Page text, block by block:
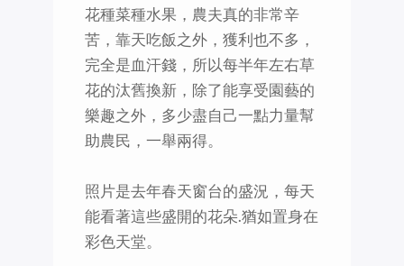
花種菜種水果，農夫真的非常辛
苦，靠天吃飯之外，獲利也不多，
完全是血汗錢，所以每半年左右草
花的汰舊換新，除了能享受園藝的
樂趣之外，多少盡自己一點力量幫
助農民，一舉兩得。
照片是去年春天窗台的盛況，每天
能看著這些盛開的花朵.猶如置身在
彩色天堂。